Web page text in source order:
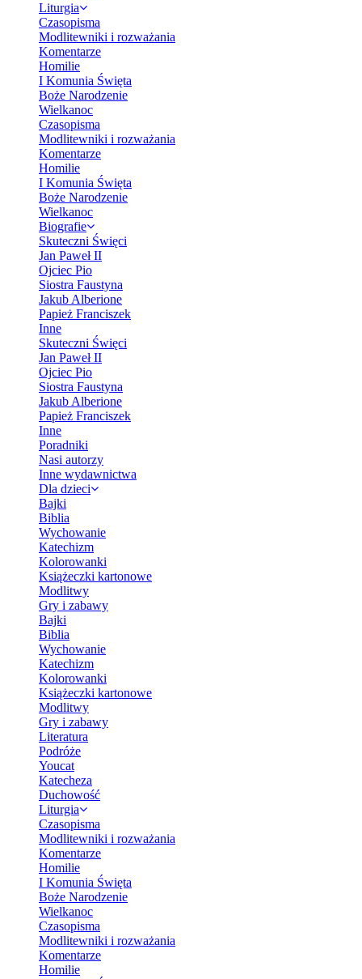
Liturgia
Czasopisma
Modlitewniki i rozważania
Komentarze
Homilie
I Komunia Święta
Boże Narodzenie
Wielkanoc
Czasopisma
Modlitewniki i rozważania
Komentarze
Homilie
I Komunia Święta
Boże Narodzenie
Wielkanoc
Biografie
Skuteczni Święci
Jan Paweł II
Ojciec Pio
Siostra Faustyna
Jakub Alberione
Papież Franciszek
Inne
Skuteczni Święci
Jan Paweł II
Ojciec Pio
Siostra Faustyna
Jakub Alberione
Papież Franciszek
Inne
Poradniki
Nasi autorzy
Inne wydawnictwa
Dla dzieci
Bajki
Biblia
Wychowanie
Katechizm
Kolorowanki
Książeczki kartonowe
Modlitwy
Gry i zabawy
Bajki
Biblia
Wychowanie
Katechizm
Kolorowanki
Książeczki kartonowe
Modlitwy
Gry i zabawy
Literatura
Podróże
Youcat
Katecheza
Duchowość
Liturgia
Czasopisma
Modlitewniki i rozważania
Komentarze
Homilie
I Komunia Święta
Boże Narodzenie
Wielkanoc
Czasopisma
Modlitewniki i rozważania
Komentarze
Homilie